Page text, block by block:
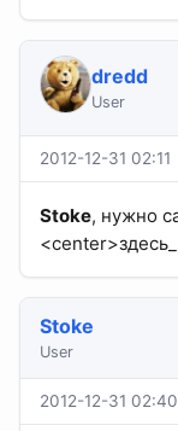
dredd
User
2012-12-31 02:11
Stoke, нужно
Stoke
User
2012-12-31 02:40